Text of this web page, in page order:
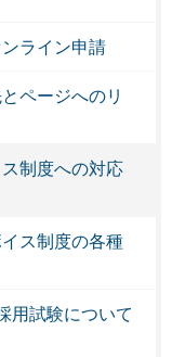
ライン申請
ページへのリ
制度への対応
ス制度の各種
用試験について